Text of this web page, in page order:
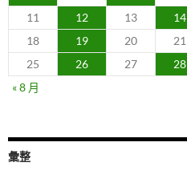
11
12 13 14
18
19 20 21
25
26 27 28
« 8 月
彙整